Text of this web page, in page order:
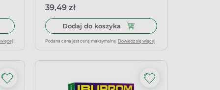
miękkich
do koszyka Rutinoscorbin, 210 tabletek powlekanych
39,49 zł
Dodaj do koszyka Dodaj do koszyka Theraflu
Podana cena jest ceną maksymalną. Dowiedz się więcej